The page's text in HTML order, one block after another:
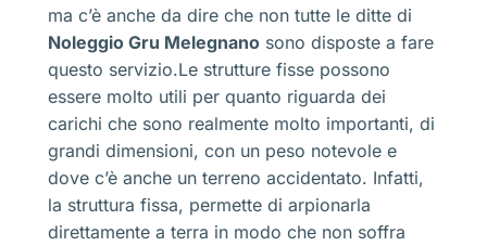
ma c’è anche da dire che non tutte le ditte di
Noleggio Gru Melegnano sono disposte a fare
questo servizio.Le strutture fisse possono
essere molto utili per quanto riguarda dei
carichi che sono realmente molto importanti, di
grandi dimensioni, con un peso notevole e
dove c’è anche un terreno accidentato. Infatti,
la struttura fissa, permette di arpionarla
direttamente a terra in modo che non soffra